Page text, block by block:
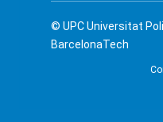
© UPCUniversitat
BarcelonaTech